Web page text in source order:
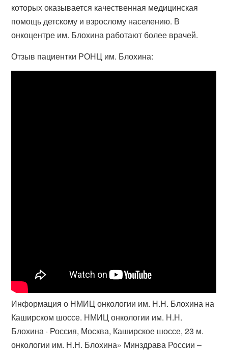
которых оказывается качественная медицинская
помощь детскому и взрослому населению. В
онкоцентре им. Блохина работают более врачей.
Отзыв пациентки РОНЦ им. Блохина:
Информация о НМИЦ онкологии им. Н.Н. Блохина на
Каширском шоссе. НМИЦ онкологии им. Н.Н.
Блохина · Россия, Москва, Каширское шоссе, 23 м.
онкологии им. Н.Н. Блохина» Минздрава России –